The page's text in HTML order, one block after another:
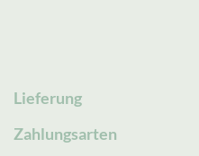
Lieferung
Zahlungsarten